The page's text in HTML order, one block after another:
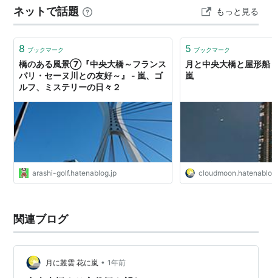
り、夜になると中央大橋のライトアップも相まって、雰
囲気が素晴らしい。 ドラマの…
ネットで話題 もっと見る
8 ブックマーク
橋のある風景⑦『中央大橋～フランス
パリ・セーヌ川との友好～』 - 嵐、ゴ
ルフ、ミステリーの日々２
arashi-golf.hatenablog.jp
5 ブックマーク
月と中央大橋と屋形
嵐
関連ブログ
月に叢雲 花に嵐 • 1年前